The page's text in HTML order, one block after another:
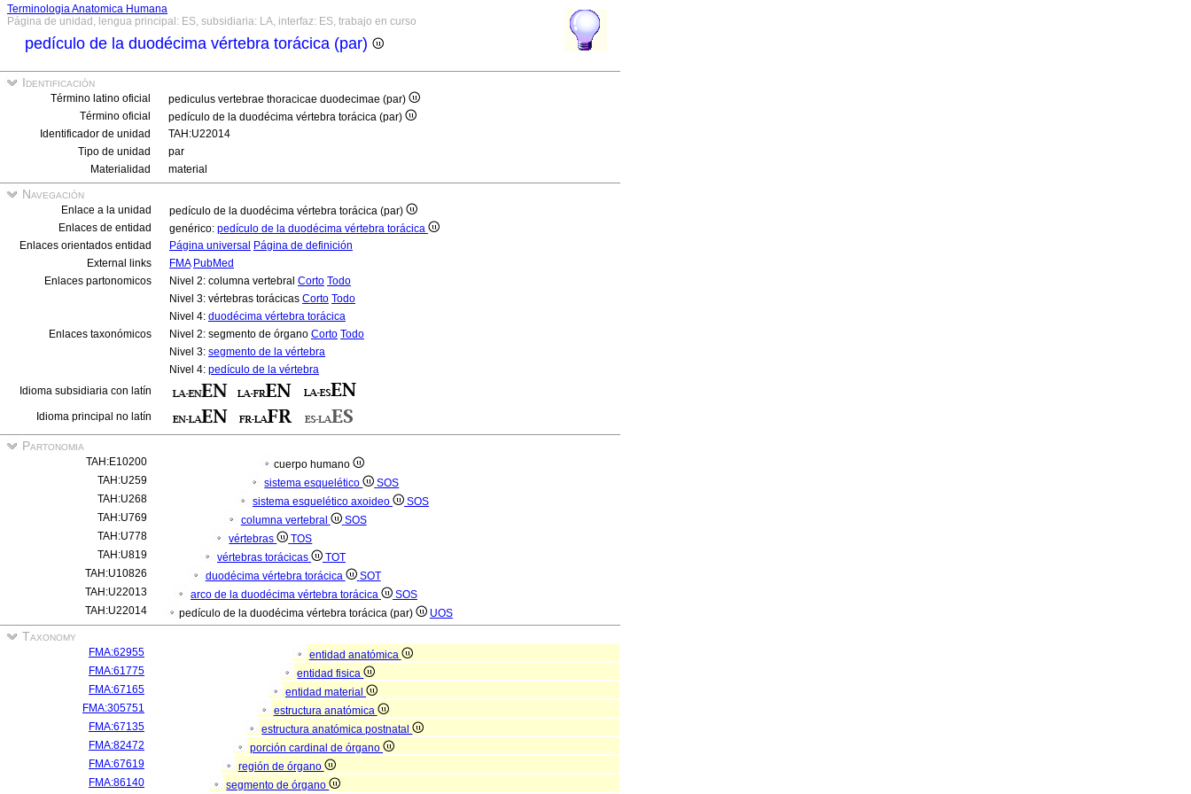
Terminologia Anatomica Humana
Página de unidad, lengua principal: ES, subsidiaria: LA, interfaz: ES, trabajo en curso
pedículo de la duodécima vértebra torácica (par)
Identificación
Término latino oficial
pediculus vertebrae thoracicae duodecimae (par)
Término oficial
pedículo de la duodécima vértebra torácica (par)
Identificador de unidad
TAH:U22014
Tipo de unidad
par
Materialidad
material
Navegación
Enlace a la unidad
pedículo de la duodécima vértebra torácica (par)
Enlaces de entidad
genérico: pedículo de la duodécima vértebra torácica
Enlaces orientados entidad
Página universal Página de definición
External links
FMA PubMed
Enlaces partonomicos
Nivel 2: columna vertebral Corto Todo
Nivel 3: vértebras torácicas Corto Todo
Nivel 4: duodécima vértebra torácica
Enlaces taxonómicos
Nivel 2: segmento de órgano Corto Todo
Nivel 3: segmento de la vértebra
Nivel 4: pedículo de la vértebra
Idioma subsidiaria con latín
Idioma principal no latín
Partonomia
TAH:E10200
cuerpo humano
TAH:U259
sistema esquelético
SOS
TAH:U268
sistema esquelético axoideo
SOS
TAH:U769
columna vertebral
SOS
TAH:U778
vértebras
TOS
TAH:U819
vértebras torácicas
TOT
TAH:U10826
duodécima vértebra torácica
SOT
TAH:U22013
arco de la duodécima vértebra torácica
SOS
TAH:U22014
pedículo de la duodécima vértebra torácica (par) UOS
Taxonomy
FMA:62955
entidad anatómica
FMA:61775
entidad fisica
FMA:67165
entidad material
FMA:305751
estructura anatómica
FMA:67135
estructura anatómica postnatal
FMA:82472
porción cardinal de órgano
FMA:67619
región de órgano
FMA:86140
segmento de órgano